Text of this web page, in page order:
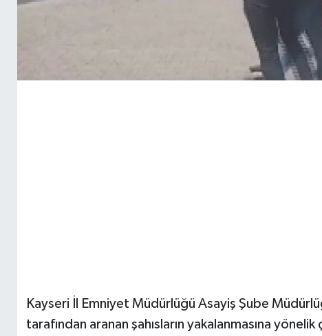
Kayseri İl Emniyet Müdürlüğü Asayiş Şube
tarafından aranan şahısların yakalanmasına yönelik